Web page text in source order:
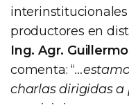
productores en
Ing. Agr.
comenta: “
charlas dirigidas a